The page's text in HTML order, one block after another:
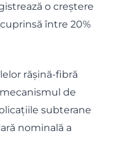
o creștere
între 20%
rășină-fibră
de
subterane
nominală a